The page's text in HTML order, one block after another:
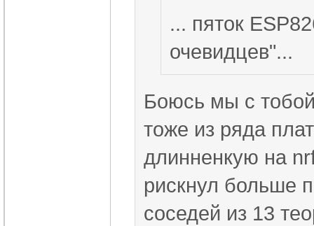
... пяток
очевидцев"...
Боюсь мы с
тоже из ряда
длинненкую на
рискнул больше
соседей из 13